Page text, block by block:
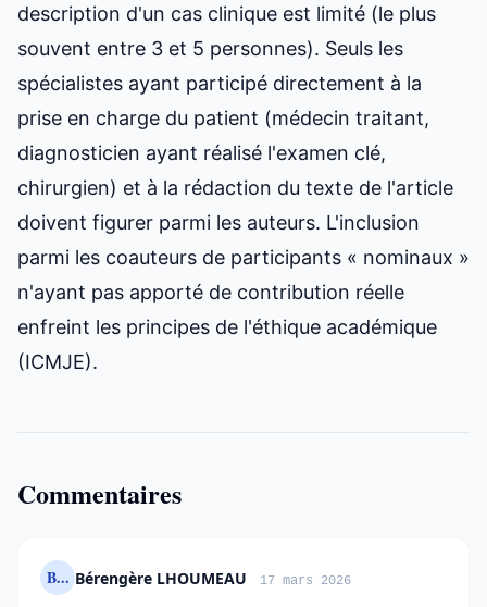
description d'un cas clinique est limité (le plus
souvent entre 3 et 5 personnes). Seuls les
spécialistes ayant participé directement à la
prise en charge du patient (médecin traitant,
diagnosticien ayant réalisé l'examen clé,
chirurgien) et à la rédaction du texte de l'article
doivent figurer parmi les auteurs. L'inclusion
parmi les coauteurs de participants « nominaux »
n'ayant pas apporté de contribution réelle
enfreint les principes de l'éthique académique
(ICMJE).
Commentaires
B... Bérengère LHOUMEAU 17 mars 2026